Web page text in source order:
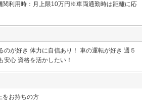
利用時：月上限10万円※車両通勤時は距離に応
のが好き 体力に自信あり！ 車の運転が好き 週５
安心 資格を活かしたい！
お持ちの方